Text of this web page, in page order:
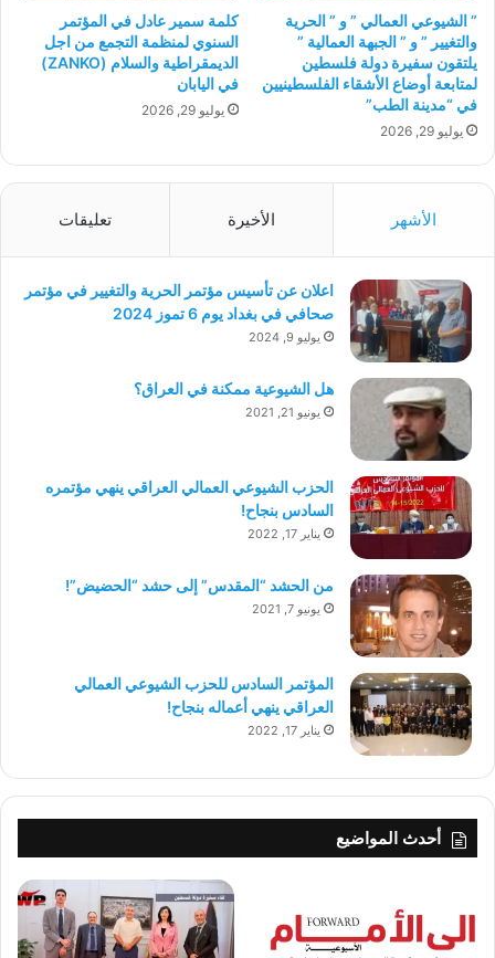
” الشيوعي العمالي ” و ” الحرية
والتغيير ” و ” الجبهة العمالية ”
يلتقون سفيرة دولة فلسطين
لمتابعة أوضاع الأشقاء الفلسطينيين
في “مدينة الطب”
يوليو 29, 2026
كلمة سمير عادل في المؤتمر
السنوي لمنظمة التجمع من اجل
الديمقراطية والسلام (ZANKO)
في اليابان
يوليو 29, 2026
الأشهر الأخيرة تعليقات
اعلان عن تأسيس مؤتمر الحرية والتغيير في مؤتمر
صحافي في بغداد يوم 6 تموز 2024
يوليو 9, 2024
هل الشيوعية ممكنة في العراق؟
يونيو 21, 2021
الحزب الشيوعي العمالي العراقي ينهي مؤتمره
السادس بنجاح!
يناير 17, 2022
من الحشد “المقدس” إلى حشد “الحضيض”!
يونيو 7, 2021
المؤتمر السادس للحزب الشيوعي العمالي
العراقي ينهي أعماله بنجاح!
يناير 17, 2022
أحدث المواضيع